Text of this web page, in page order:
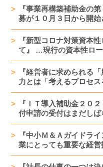
『事業再構築補助金の
募が１０月３日から開始
『新型コロナ対策資本
て』 …現行の資本性ロー
『経営者に求められる
力とは「考えるプロセ
『ＩＴ導入補助金２０
付申請の受付はまだしば
『中小Ｍ＆Ａガイドラ
業にとっても重要な経営